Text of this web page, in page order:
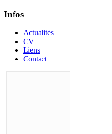
Infos
Actualités
CV
Liens
Contact